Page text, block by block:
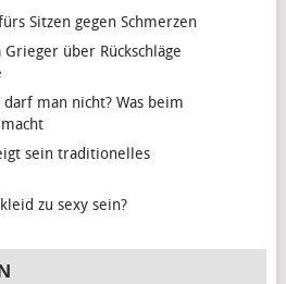
Sitzen gegen Schmerzen
über Rückschläge
man nicht? Was beim
sein traditionelles
zu sexy sein?